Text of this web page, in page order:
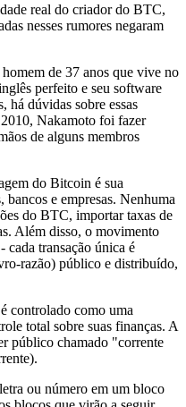
real do criador do BTC,
nesses rumores negaram
de 37 anos que vive no
perfeito e seu software
há dúvidas sobre essas
Nakamoto foi fazer
de alguns membros
do Bitcoin é sua
e empresas. Nenhuma
do BTC, importar taxas de
Além disso, o movimento
cada transação única é
razão) público e distribuído,
controlado como uma
total sobre suas finanças. A
público chamado "corrente
ou número em um bloco